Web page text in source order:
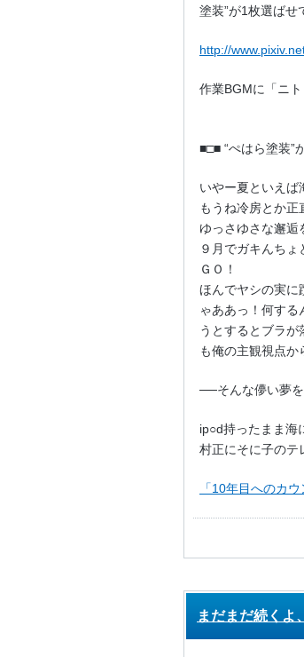
塗装”が1枚選ばせ
http://
作業BGMに「ニ
■□■ “ぺはら塗装”
いやー夏といえば
もうね冷房とか正
ゆっさゆさな邂逅
９月でガキんち
ＧＯ！
ほんでヤシの実に
ゃああっ！何す
うとするとブラ
も俺の主観視点か
──そんな儚い夢を
ip○d持ったまま海
村正にそに子のテ
「10年目へのカ
まだまだ続くよ